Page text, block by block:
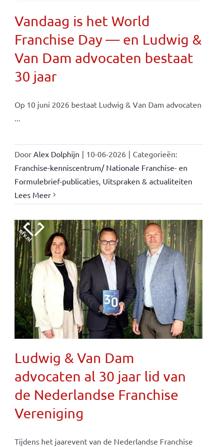
Vandaag is het World
Franchise Day — en Ludwig &
Van Dam advocaten bestaat
30 jaar
Op 10 juni 2026 bestaat Ludwig & Van Dam advocaten
...
Door Alex Dolphijn | 10-06-2026 | Categorieën:
Franchise-kenniscentrum/ Nationale Franchise- en
Formulebrief-publicaties, Uitspraken & actualiteiten
Lees Meer
Ludwig & Van Dam
advocaten al 30 jaar lid van
de Nederlandse Franchise
Vereniging
Tijdens het jaarevent van de Nederlandse Franchise